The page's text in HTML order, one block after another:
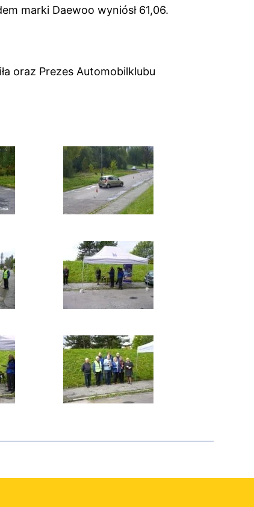
marki Daewoo wyniósł 61,06.
oraz Prezes Automobilklubu